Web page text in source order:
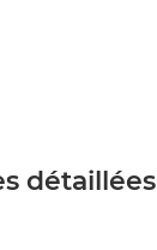
détaillées